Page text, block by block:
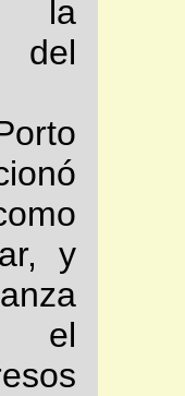
la
y
el